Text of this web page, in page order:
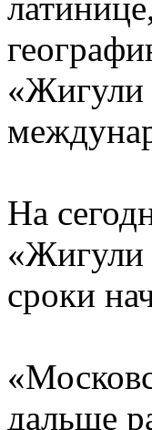
«Жигули
На
«Жигули
сроки
дальше